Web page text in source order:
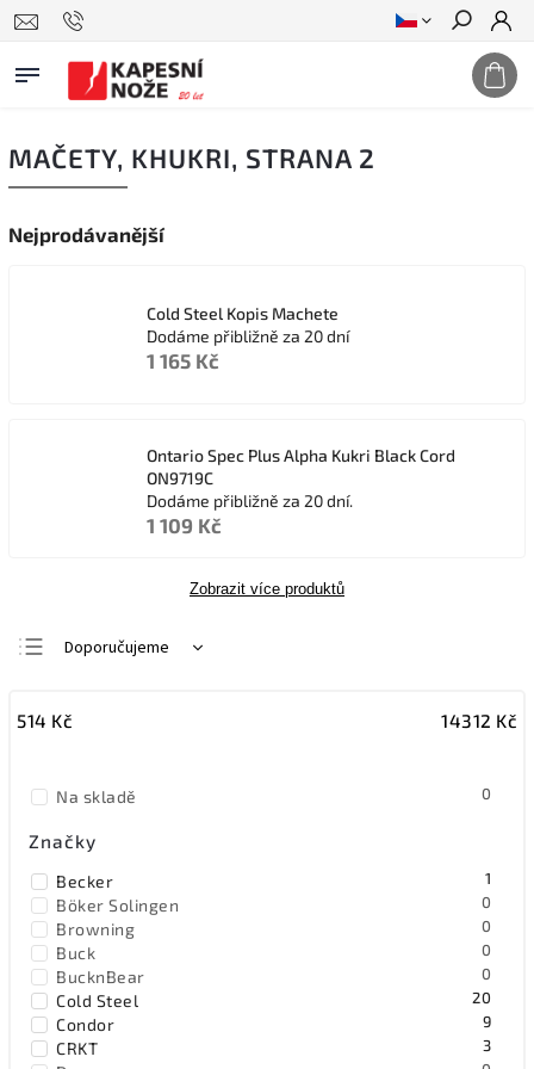
Hledat
MAČETY, KHUKRI, STRANA 2
Nejprodávanější
Cold Steel Kopis Machete
Dodáme přibližně za 20 dní
1 165 Kč
Ontario Spec Plus Alpha Kukri Black Cord
ON9719C
Dodáme přibližně za 20 dní.
1 109 Kč
Zobrazit více produktů
Doporučujeme
Nejdražší
Abecedně
514 Kč 14312 Kč
Na skladě 0
Značky
Becker 1
Böker Solingen 0
Browning 0
Buck 0
BucknBear 0
Cold Steel 20
Condor 9
CRKT 3